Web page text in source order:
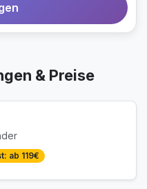
& Preise
ab 119€